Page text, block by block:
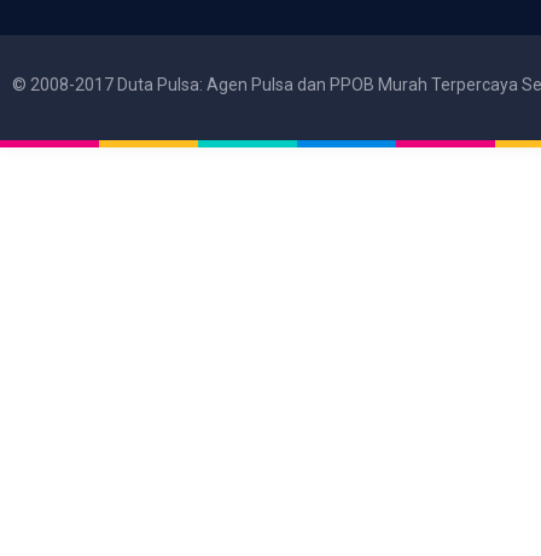
© 2008-2017 Duta Pulsa: Agen Pulsa dan PPOB Murah Terpercaya